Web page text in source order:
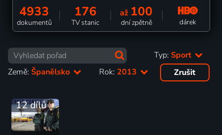
4933
dokumentů
176
TV stanic
až 100
dní zpětně dárek
Typ: Sport
Země: Španělsko Rok: 2013 Zrušit
12 dílů